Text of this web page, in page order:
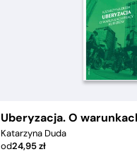
Uberyzacja. O
Katarzyna Duda
od24,95zł